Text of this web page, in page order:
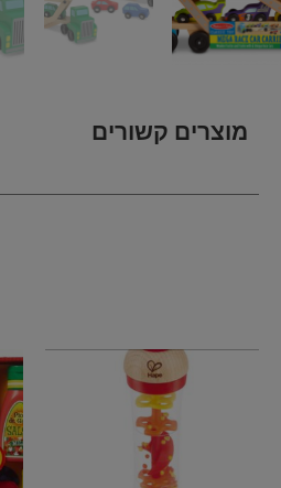
מוצרים קשורים